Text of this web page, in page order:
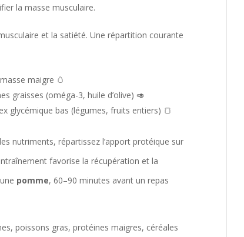
la masse musculaire.
et la satiété. Une répartition courante
maigre 🥚
graisses (oméga-3, huile d’olive) 🥑
glycémique bas (légumes, fruits entiers) 🍞
nutriments, répartissez l’apport protéique sur
favorise la récupération et la
pomme, 60–90 minutes avant un repas
poissons gras, protéines maigres, céréales